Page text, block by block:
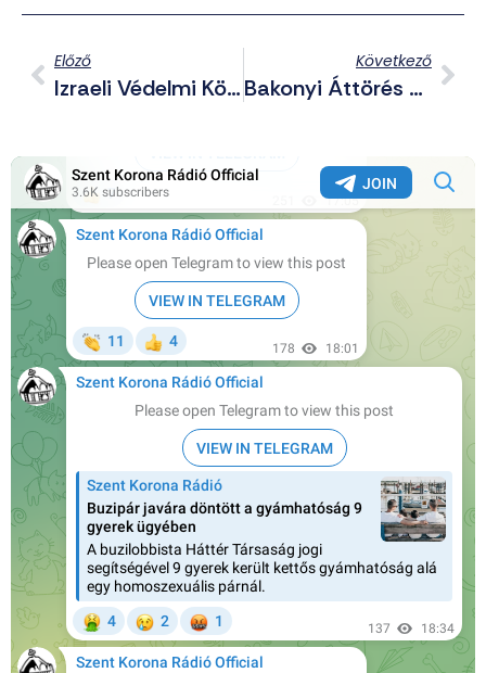
Előző
Izraeli Védelmi Központ Épül Magyarországon, Komoly Biztonsági Kockázatot Vállalunk Vele
Következő
Bakonyi Áttörés – Új Kihívás A Hadak Útja Túrasorozatban